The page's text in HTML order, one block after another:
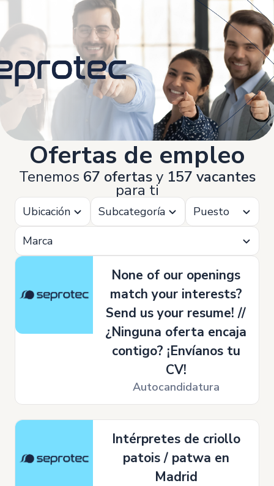
Ofertas de empleo
Tenemos 67 ofertasy 157 vacantes
para ti
Ubicación Subcategoría
Puesto
Marca
None of our openings
match your interests?
Send us your resume! //
¿Ninguna oferta encaja
contigo? ¡Envíanos tu
CV!
Autocandidatura
Intérpretes de criollo
patois / patwa en
Madrid